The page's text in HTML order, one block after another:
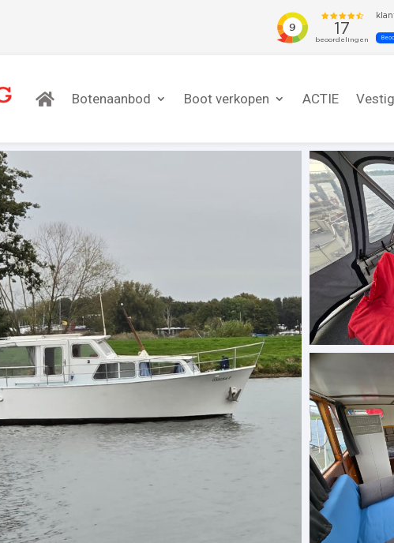
Botenaanbod Boot verkopen ACTIE